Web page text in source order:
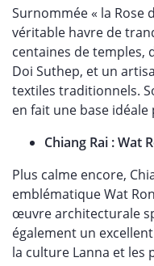
Surnommée « la Rose
véritable havre de
centaines de temples,
Doi Suthep, et un
textiles traditionnels.
en fait une base
Chiang Rai : Wat
Plus calme encore,
emblématique Wat
œuvre architecturale
également un
la culture Lanna et les